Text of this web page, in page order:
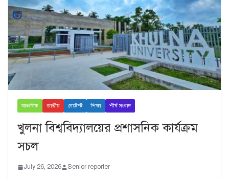
আঞ্চলিক জাতীয় লেটেস্ট শিক্ষা শীর্ষ সংবাদ
খুলনা বিশ্ববিদ্যালয়ের প্রশাসনিক কার্যক্রম
সচল
July 26, 2026 Senior reporter